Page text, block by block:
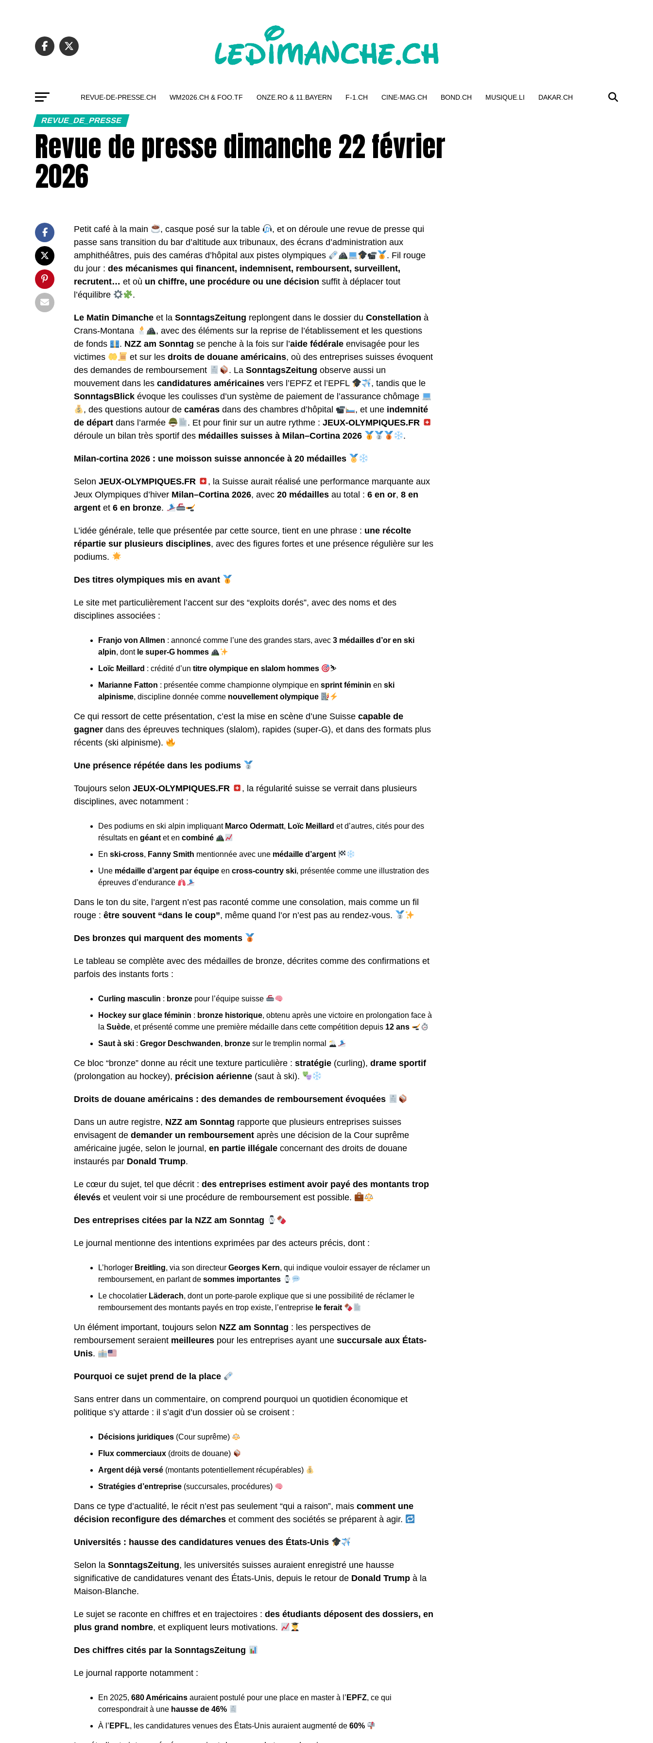
REVUE-DE-PRESSE.CH WM2026.CH & FOO.TF ONZE.RO & 11.BAYERN F-1.CH CINE-MAG.CH BOND.CH MUSIQUE.LI DAKAR.CH
REVUE_DE_PRESSE
Revue de presse dimanche 22 février
2026
Petit café à la main , casque posé sur la table
, et on déroule une revue de presse qui
passe sans transition du bar d’altitude aux tribunaux, des écrans d’administration aux
amphithéâtres, puis des caméras d’hôpital aux pistes olympiques
. Fil rouge
du jour : des mécanismes qui financent, indemnisent, remboursent, surveillent,
recrutent… et où un chiffre, une procédure ou une décision suffit à déplacer tout
l’équilibre
.
Le Matin Dimanche et la SonntagsZeitung replongent dans le dossier du Constellation à
Crans-Montana
, avec des éléments sur la reprise de l’établissement et les questions
de fonds
. NZZ am Sonntag se penche à la fois sur l’aide fédérale envisagée pour les
victimes
et sur lesdroits de douane américains, où des entreprises suisses évoquent
des demandes de remboursement
. LaSonntagsZeitung observe aussi un
mouvement dans les candidatures américaines vers l’EPFZ et l’EPFL
, tandis que le
SonntagsBlick évoque les coulisses d’un système de paiement de l’assurance chômage
, des questions autour decaméras dans des chambres d’hôpital , et une indemnité
de départ dans l’armée . Et pour finir sur un autre rythme :JEUX-OLYMPIQUES.FR
déroule un bilan très sportif des médailles suisses à Milan–Cortina 2026 .
Milan-cortina 2026 : une moisson suisse annoncée à 20 médailles
Selon JEUX-OLYMPIQUES.FR
, la Suisse aurait réalisé une performance marquante aux
Jeux Olympiques d’hiver Milan–Cortina 2026, avec 20 médailles au total : 6 en or, 8 en
argent et 6 en bronze.
L’idée générale, telle que présentée par cette source, tient en une phrase : une récolte
répartie sur plusieurs disciplines, avec des figures fortes et une présence régulière sur les
podiums.
Des titres olympiques mis en avant
Le site met particulièrement l’accent sur des “exploits dorés”, avec des noms et des
disciplines associées :
Franjo von Allmen : annoncé comme l’une des grandes stars, avec 3 médailles d’or en ski
alpin, dont le super-G hommes
Loïc Meillard : crédité d’un titre olympique en slalom hommes
⛷
Marianne Fatton : présentée comme championne olympique en sprint féminin en ski
alpinisme, discipline donnée comme nouvellement olympique
Ce qui ressort de cette présentation, c’est la mise en scène d’une Suisse capable de
gagner dans des épreuves techniques (slalom), rapides (super-G), et dans des formats plus
récents (ski alpinisme).
Une présence répétée dans les podiums
Toujours selon JEUX-OLYMPIQUES.FR
, la régularité suisse se verrait dans plusieurs
disciplines, avec notamment :
Des podiums en ski alpin impliquant Marco Odermatt, Loïc Meillard et d’autres, cités pour des
résultats en géant et en combiné
En ski-cross, Fanny Smith mentionnée avec une médaille d’argent
Une médaille d’argent par équipe en cross-country ski, présentée comme une illustration des
épreuves d’endurance
Dans le ton du site, l’argent n’est pas raconté comme une consolation, mais comme un fil
rouge : être souvent “dans le coup”, même quand l’or n’est pas au rendez-vous.
Des bronzes qui marquent des moments
Le tableau se complète avec des médailles de bronze, décrites comme des confirmations et
parfois des instants forts :
Curling masculin : bronze pour l’équipe suisse
Hockey sur glace féminin : bronze historique, obtenu après une victoire en prolongation face à
la Suède, et présenté comme une première médaille dans cette compétition depuis 12 ans
Saut à ski : Gregor Deschwanden, bronze sur le tremplin normal
Ce bloc “bronze” donne au récit une texture particulière : stratégie (curling), drame sportif
(prolongation au hockey), précision aérienne (saut à ski).
Droits de douane américains : des demandes de remboursement évoquées
Dans un autre registre, NZZ am Sonntag rapporte que plusieurs entreprises suisses
envisagent de demander un remboursement après une décision de la Cour suprême
américaine jugée, selon le journal, en partie illégale concernant des droits de douane
instaurés par Donald Trump.
Le cœur du sujet, tel que décrit : des entreprises estiment avoir payé des montants trop
élevés et veulent voir si une procédure de remboursement est possible.
Des entreprises citées par la NZZ am Sonntag
Le journal mentionne des intentions exprimées par des acteurs précis, dont :
L’horloger Breitling, via son directeur Georges Kern, qui indique vouloir essayer de réclamer un
remboursement, en parlant de sommes importantes
Le chocolatier Läderach, dont un porte-parole explique que si une possibilité de réclamer le
remboursement des montants payés en trop existe, l’entreprise le ferait
Un élément important, toujours selon NZZ am Sonntag : les perspectives de
remboursement seraient meilleures pour les entreprises ayant une succursale aux États-
Unis.
Pourquoi ce sujet prend de la place
Sans entrer dans un commentaire, on comprend pourquoi un quotidien économique et
politique s’y attarde : il s’agit d’un dossier où se croisent :
Décisions juridiques (Cour suprême)
Flux commerciaux (droits de douane)
Argent déjà versé (montants potentiellement récupérables)
Stratégies d’entreprise (succursales, procédures)
Dans ce type d’actualité, le récit n’est pas seulement “qui a raison”, mais comment une
décision reconfigure des démarches et comment des sociétés se préparent à agir.
Universités : hausse des candidatures venues des États-Unis
Selon la SonntagsZeitung, les universités suisses auraient enregistré une hausse
significative de candidatures venant des États-Unis, depuis le retour de Donald Trump à la
Maison-Blanche.
Le sujet se raconte en chiffres et en trajectoires : des étudiants déposent des dossiers, en
plus grand nombre, et expliquent leurs motivations.
Des chiffres cités par la SonntagsZeitung
Le journal rapporte notamment :
En 2025, 680 Américains auraient postulé pour une place en master à l’ EPFZ, ce qui
correspondrait à une hausse de 46%
À l’ EPFL, les candidatures venues des États-Unis auraient augmenté de 60%